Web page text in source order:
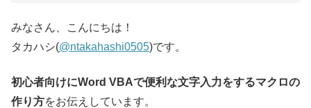
みなさん、こんにちは！
タカハシ(@ntakahashi0505)です。
初心者向けにWord VBAで便利な文字入力をするマクロの
作り方をお伝えしています。